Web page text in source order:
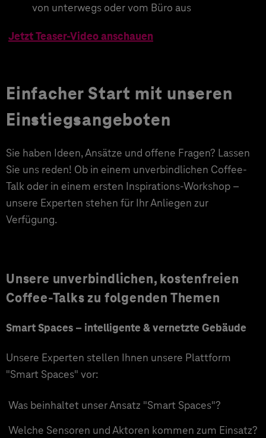
von unterwegs oder vom Büro aus
Jetzt Teaser-Video anschauen
Einfacher Start mit unseren
Einstiegsangeboten
Sie haben Ideen, Ansätze und offene Fragen? Lassen
Sie uns reden! Ob in einem unverbindlichen Coffee-
Talk oder in einem ersten Inspirations-Workshop –
unsere Experten stehen für Ihr Anliegen zur
Verfügung.
Unsere unverbindlichen, kostenfreien
Coffee-Talks zu folgenden Themen
Smart Spaces – intelligente & vernetzte Gebäude
Unsere Experten stellen Ihnen unsere Plattform
"Smart Spaces" vor:
Was beinhaltet unser Ansatz "Smart Spaces"?
Welche Sensoren und Aktoren kommen zum Einsatz?